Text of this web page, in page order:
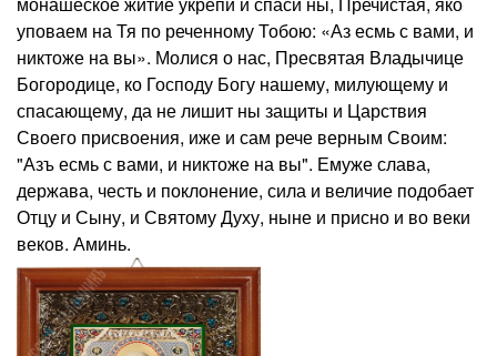
уповаем на Тя по реченному Тобою: «Аз есмь с вами, и
никтоже на вы». Молися о нас, Пресвятая Владычице
Богородице, ко Господу Богу нашему, милующему и
спасающему, да не лишит ны защиты и Царствия
Своего присвоения, иже и сам рече верным Своим:
"Азъ есмь с вами, и никтоже на вы". Емуже слава,
держава, честь и поклонение, сила и величие подобает
Отцу и Сыну, и Святому Духу, ныне и присно и во веки
веков. Аминь.